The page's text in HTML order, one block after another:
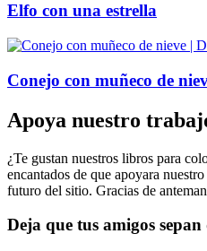
Elfo con una estrella
Conejo con muñeco de
Apoya nuestro
¿Te gustan nuestros libros para
encantados de que apoyara
futuro del sitio. Gracias de
Deja que tus amigos sepan